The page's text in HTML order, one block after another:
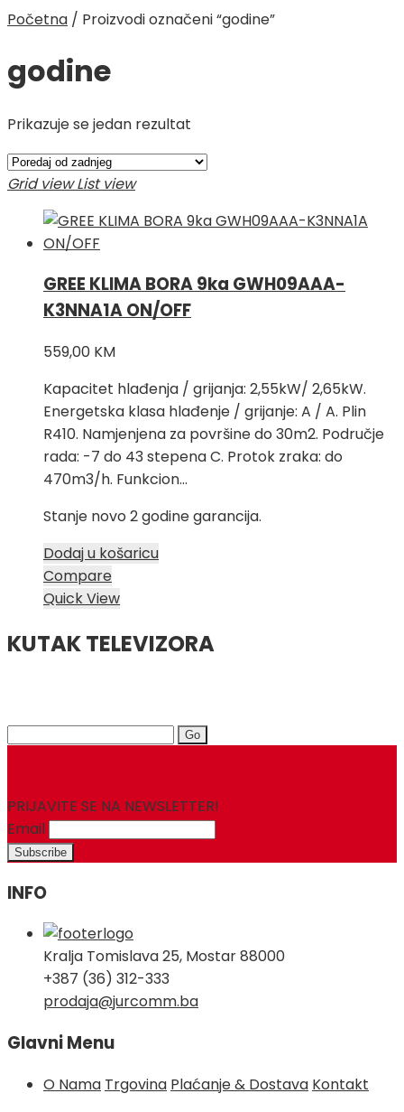
Početna / Proizvodi označeni “godine”
godine
Prikazuje se jedan rezultat
Grid view List view
GREE KLIMA BORA 9ka GWH09AAA-
K3NNA1A ON/OFF
559,00 KM
Kapacitet hlađenja / grijanja: 2,55kW/ 2,65kW.
Energetska klasa hlađenje / grijanje: A / A. Plin
R410. Namjenjena za površine do 30m2. Područje
rada: -7 do 43 stepena C. Protok zraka: do
470m3/h. Funkcion…
Stanje novo 2 godine garancija.
Dodaj u košaricu
Compare
Quick View
KUTAK TELEVIZORA
Search
PRIJAVITE SE NA NEWSLETTER!
Email
INFO
Kralja Tomislava 25, Mostar 88000
+387 (36) 312-333
prodaja@jurcomm.ba
Glavni Menu
O Nama Trgovina Plaćanje & Dostava Kontakt